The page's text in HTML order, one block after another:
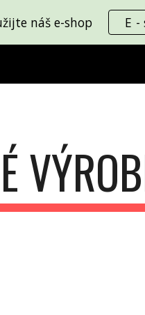
Skip
náš e-shop E -